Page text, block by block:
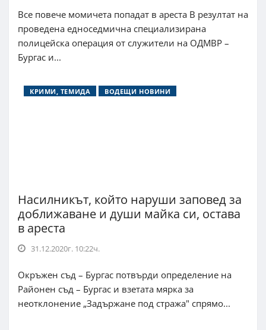
Все повече момичета попадат в ареста В резултат на
проведена едноседмична специализирана
полицейска операция от служители на ОДМВР –
Бургас и...
КРИМИ, ТЕМИДА ВОДЕЩИ НОВИНИ
Насилникът, който наруши заповед за
доближаване и души майка си, остава
в ареста
31.12.2020г. 10:22ч.
Окръжен съд – Бургас потвърди определение на
Районен съд – Бургас и взетата мярка за
неотклонение „Задържане под стража" спрямо...